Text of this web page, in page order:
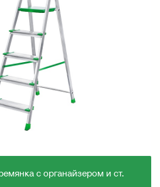
с органайзером и ст.